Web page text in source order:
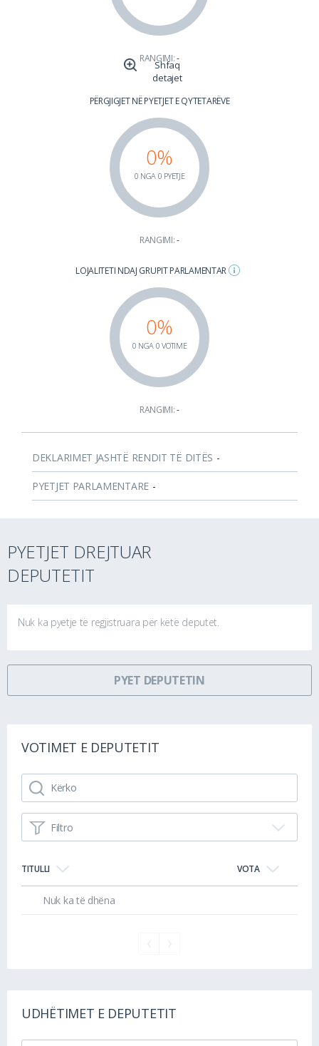
RANGIMI:-
Shfaq
detajet
PËRGJIGJET NË PYETJET E QYTETARËVE
0%
0 NGA 0 PYETJE
RANGIMI:-
LOJALITETI NDAJ GRUPIT PARLAMENTAR
0%
0 NGA 0 VOTIME
RANGIMI:-
DEKLARIMET JASHTË RENDIT TË DITËS -
PYETJET PARLAMENTARE -
PYETJET DREJTUAR
DEPUTETIT
Nuk ka pyetje të regjistruara për këtë deputet.
PYET DEPUTETIN
VOTIMET E DEPUTETIT
Filtro
TITULLI VOTA
Nuk ka të dhëna
UDHËTIMET E DEPUTETIT